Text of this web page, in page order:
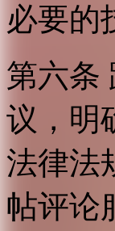
必要的
第六条
议，明
法律法
帖评论